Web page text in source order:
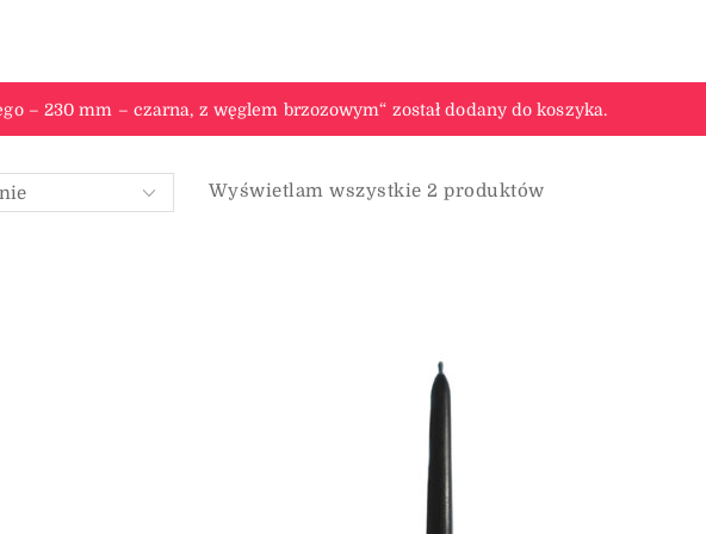
– 230 mm – czarna, z węglem brzozowym“ został dodany do koszyka.
Wyświetlam wszystkie 2 produktów